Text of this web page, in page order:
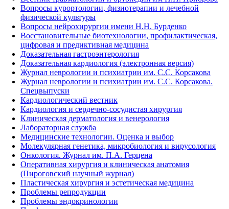
Вопросы курортологии, физиотерапии и лечебной
физической культуры
Вопросы нейрохирургии имени Н.Н. Бурденко
Восстановительные биотехнологии, профилактическая,
цифровая и предиктивная медицина
Доказательная гастроэнтерология
Доказательная кардиология (электронная версия)
Журнал неврологии и психиатрии им. С.С. Корсакова
Журнал неврологии и психиатрии им. С.С. Корсакова.
Спецвыпуски
Кардиологический вестник
Кардиология и сердечно-сосудистая хирургия
Клиническая дерматология и венерология
Лабораторная служба
Медицинские технологии. Оценка и выбор
Молекулярная генетика, микробиология и вирусология
Онкология. Журнал им. П.А. Герцена
Оперативная хирургия и клиническая анатомия
(Пироговский научный журнал)
Пластическая хирургия и эстетическая медицина
Проблемы репродукции
Проблемы эндокринологии